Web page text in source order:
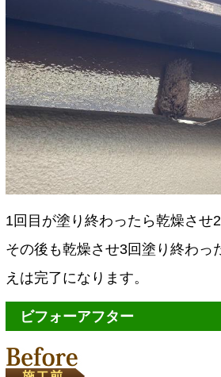
1回目が塗り終わったら乾燥させ
その後も乾燥させ3回塗り終わっ
えは完了になります。
ビフォーアフター